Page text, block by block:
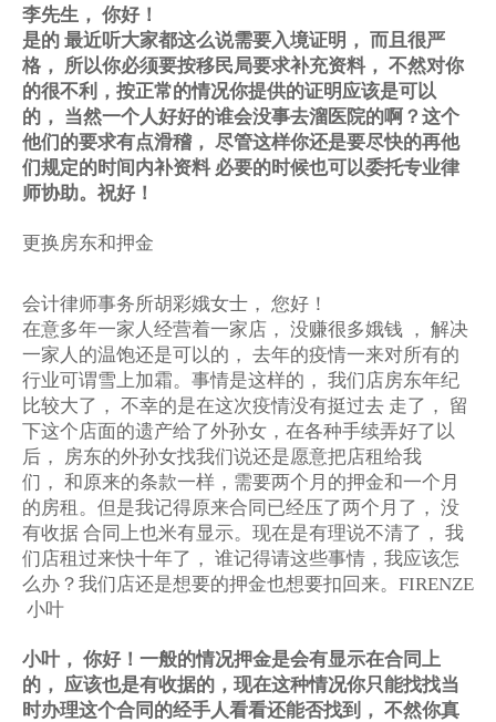
李先生， 你好！
是的 最近听大家都这么说需要入境证明， 而且很严
格，
所以你必须要按移民局要求补充资料， 不然对你
的很不利，按正常的情况你提供的证明应该是可以
的， 当然一个人好好的谁会没事去溜医院的啊？这个
他们的要求有点滑稽， 尽管这样你还是要尽快的再他
们规定的时间内补资料 必要的时候也可以委托专业律
师协助。祝好！
更换房东和押金
会计律师事务所胡彩娥女士， 您好！
在意多年一家人经营着一家店， 没赚很多娥钱 ， 解决
一家人的温饱还是可以的， 去年的疫情一来对所有的
行业可谓雪上加霜。事情是这样的， 我们店房东年纪
比较大了， 不幸的是在这次疫情没有挺过去 走了， 留
下这个店面的遗产给了外孙女，在各种手续弄好了以
后， 房东的外孙女找我们说还是愿意把店租给我
们， 和原来的条款一样，需要两个月的押金和一个月
的房租。但是我记得原来合同已经压了两个月了， 没
有收据合同上也米有显示。现在是有理说不清了， 我
们店租过来快十年了， 谁记得请这些事情， 我应该怎
么办？我们店还是想要的押金也想要扣回来。 FIRENZE
小叶
小叶， 你好！一般的情况押金是会有显示在合同上
的， 应该也是有收据的，现在这种情况你只能找找当
时办理这个合同的经手人看看还能否找到， 不然你真